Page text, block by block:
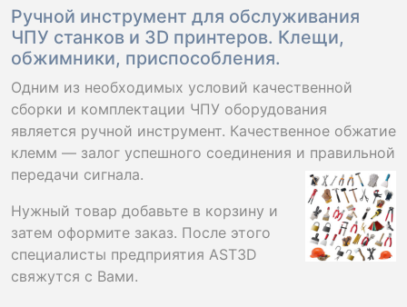
Ручной инструмент для обслуживания
ЧПУ станков и 3D принтеров. Клещи,
обжимники, приспособления.
Одним из необходимых условий качественной
сборки и комплектации ЧПУ оборудования
является ручной инструмент. Качественное обжатие
клемм — залог успешного соединения и правильной
передачи сигнала.
Нужный товар добавьте в корзину и
затем оформите заказ. После этого
специалисты предприятия AST3D
свяжутся с Вами.